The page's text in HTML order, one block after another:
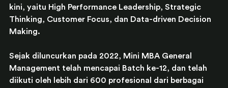
kini, yaitu High Performance Leadership, Strategic
Thinking, Customer Focus, dan Data-driven Decision
Making.
Sejak diluncurkan pada 2022, Mini MBA General
Management telah mencapai Batch ke-12, dan telah
diikuti oleh lebih dari 600 profesional dari berbagai